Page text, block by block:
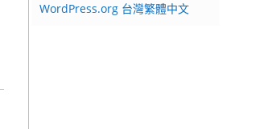
WordPress.org 台灣繁體中文